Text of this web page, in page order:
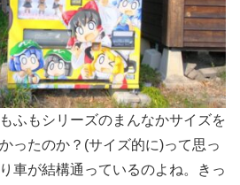
ふもシリーズのまんなかサイズを
ったのか？(サイズ的に)って思っ
車が結構通っているのよね。きっ